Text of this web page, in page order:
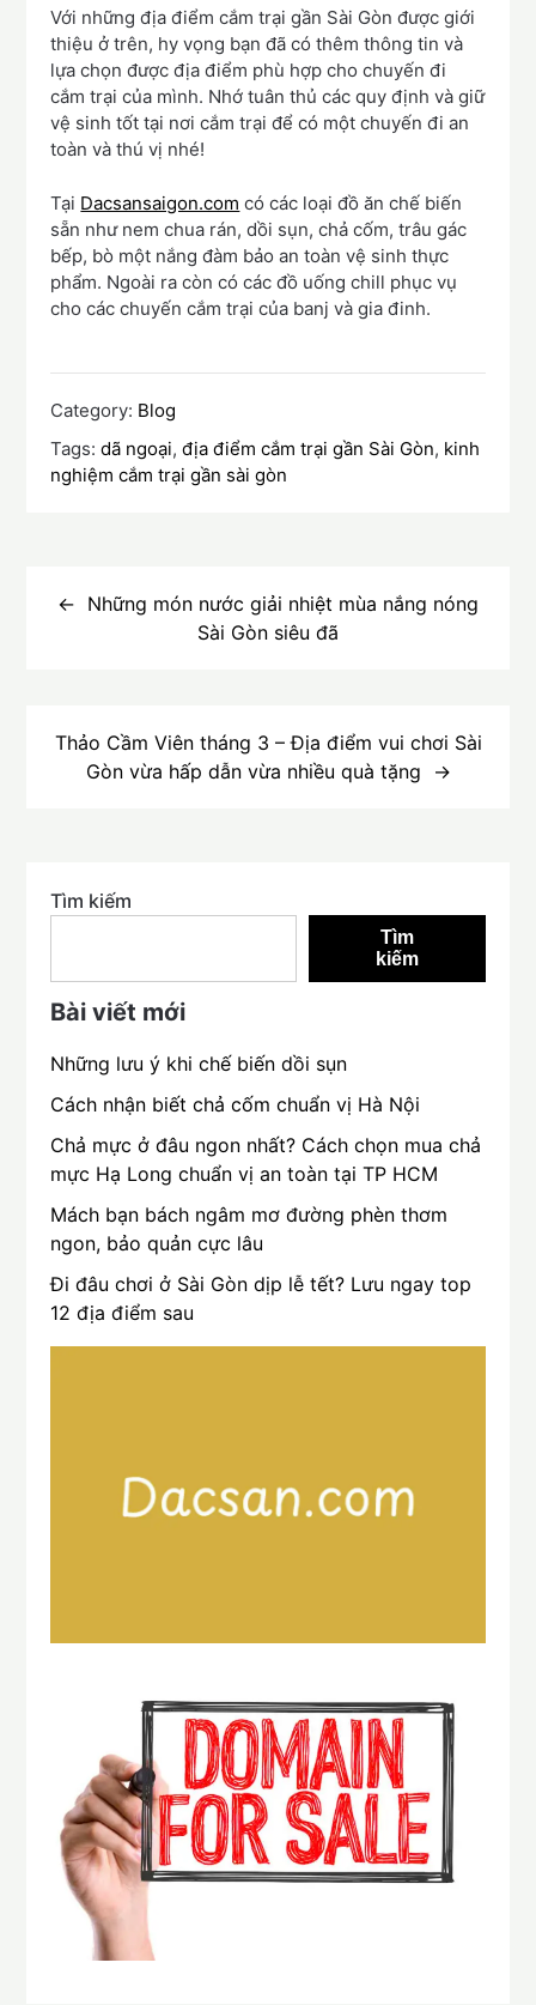
Với những địa điểm cắm trại gần Sài Gòn được giới
thiệu ở trên, hy vọng bạn đã có thêm thông tin và
lựa chọn được địa điểm phù hợp cho chuyến đi
cắm trại của mình. Nhớ tuân thủ các quy định và giữ
vệ sinh tốt tại nơi cắm trại để có một chuyến đi an
toàn và thú vị nhé!
Tại Dacsansaigon.com có các loại đồ ăn chế biến
sẵn như nem chua rán, dồi sụn, chả cốm, trâu gác
bếp, bò một nắng đàm bảo an toàn vệ sinh thực
phẩm. Ngoài ra còn có các đồ uống chill phục vụ
cho các chuyến cắm trại của banj và gia đinh.
Category: Blog
Tags:dã ngoại,địa điểm cắm trại gần Sài Gòn, kinh
nghiệm cắm trại gần sài gòn
hướngNhững món nước giải nhiệt mùa nắng nóng
Sài Gòn siêu đã
Thảo Cầm Viên tháng 3 – Địa điểm vui chơi Sài
Gòn vừa hấp dẫn vừa nhiều quà tặng
Tìm kiếm
Tìm
kiếm
Bài viết mới
Những lưu ý khi chế biến dồi sụn
Cách nhận biết chả cốm chuẩn vị Hà Nội
Chả mực ở đâu ngon nhất? Cách chọn mua chả
mực Hạ Long chuẩn vị an toàn tại TP HCM
Mách bạn bách ngâm mơ đường phèn thơm
ngon, bảo quản cực lâu
Đi đâu chơi ở Sài Gòn dịp lễ tết? Lưu ngay top
12 địa điểm sau